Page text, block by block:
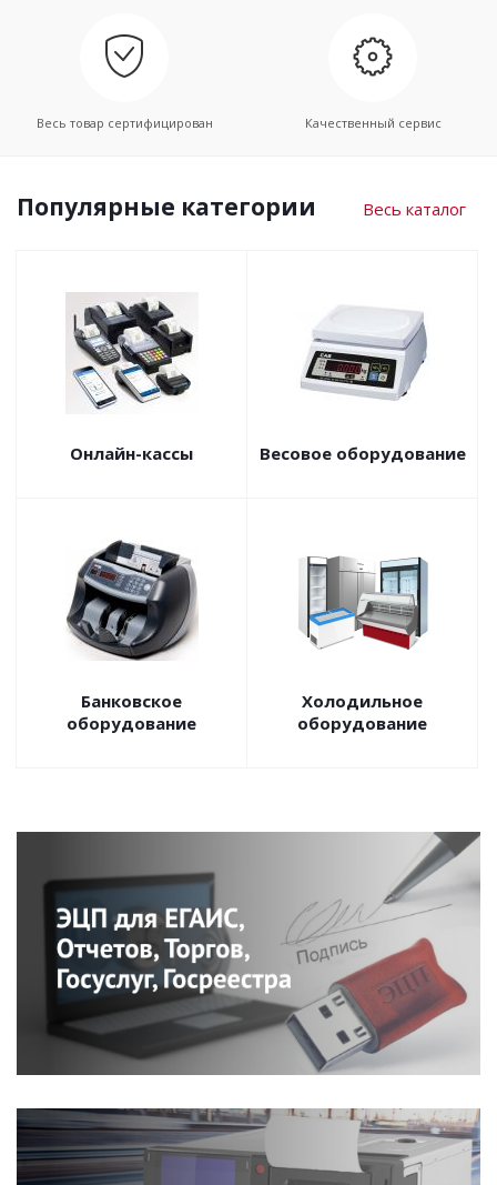
Весь товар сертифицирован Качественный сервис
Популярные категории Весь каталог
Онлайн-кассы Весовое оборудование
Банковское
оборудование
Холодильное
оборудование